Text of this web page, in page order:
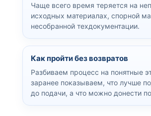
Чаще всего время теряется на
исходных материалах, спорной
несобранной техдокументации.
Как пройти без возвратов
Разбиваем процесс на понятные
заранее показываем, что лучше
до подачи, а что можно донести